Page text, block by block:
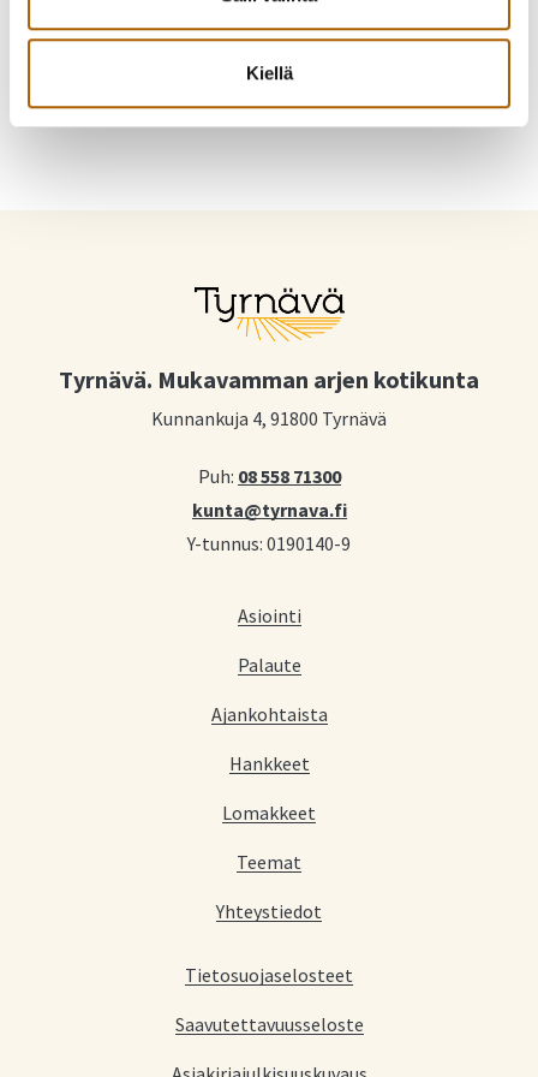
Kiellä
heli.liedes@tyrnava.fi
Tyrnävä. Mukavamman arjen kotikunta
Kunnankuja 4, 91800 Tyrnävä
Puh: 08 558 71300
kunta@tyrnava.fi
Y-tunnus: 0190140-9
Asiointi
Palaute
Ajankohtaista
Hankkeet
Lomakkeet
Teemat
Yhteystiedot
Tietosuojaselosteet
Saavutettavuusseloste